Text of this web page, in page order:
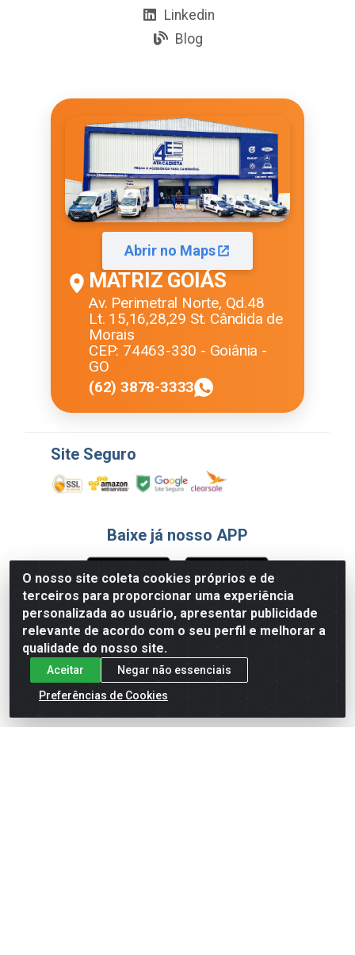
O nosso site coleta cookies próprios e de
terceiros para proporcionar uma experiência
personalizada ao usuário, apresentar publicidade
relevante de acordo com o seu perfil e melhorar a
qualidade do nosso site.
Aceitar
Negar não essenciais
Preferências de Cookies
Linkedin
Blog
Abrir no Maps
MATRIZ GOIÁS
Av. Perimetral Norte, Qd.48
Lt. 15,16,28,29 St. Cândida de
Morais
CEP: 74463-330 - Goiânia -
GO
(62) 3878-3333
Site Seguro
Baixe já nosso APP
Formas de Pagamento